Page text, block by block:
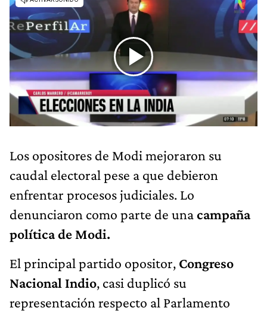
Los opositores de Modi mejoraron su
caudal electoral pese a que debieron
enfrentar procesos judiciales. Lo
denunciaron como parte de unacampaña
política de Modi.
El principal partido opositor, Congreso
Nacional Indio, casi duplicó su
representación respecto al Parlamento